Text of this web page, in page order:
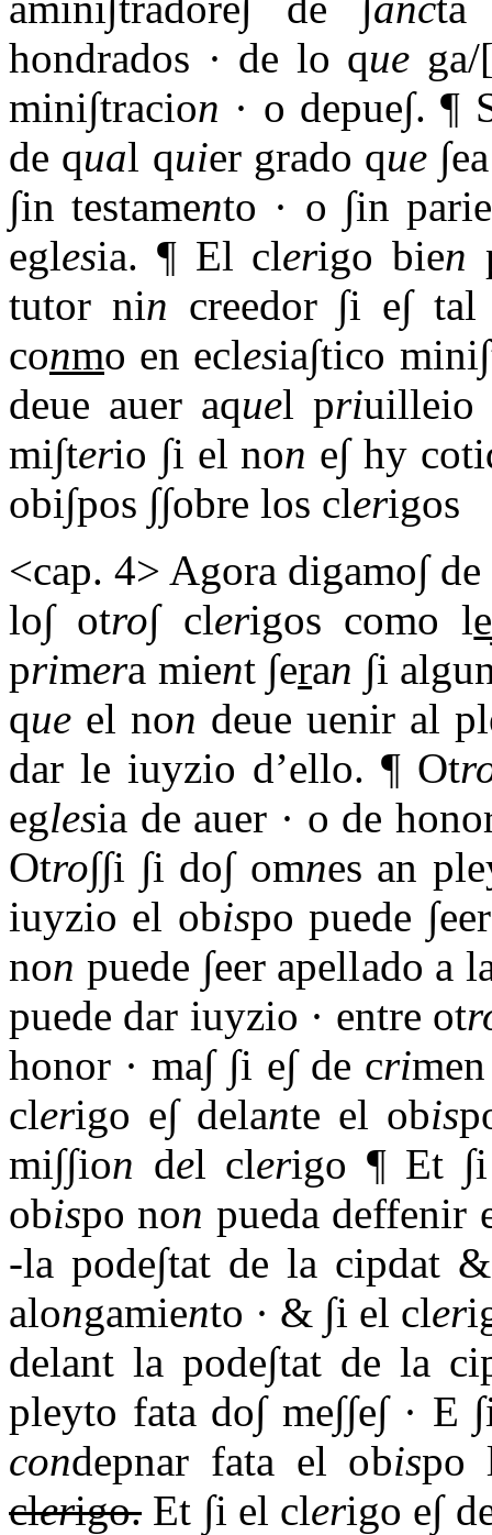
hondrados · de lo que
mini∫tracion · o depue∫. ¶
de qual quier grado que
∫in testamento · o ∫in parie
eglesia. ¶ El clerigo bien
tutor nin creedor ∫i e∫
conmo en eclesia∫tico
deue auer aquel priuilleio
mi∫terio ∫i el non e∫ hy
obi∫pos ∫∫obre los clerigos
<cap. 4> Agora digamo∫ de
lo∫ otro∫ clerigos como le
primera mient ∫eran ∫i
que el non deue uenir al
dar le iuyzio d’ello. ¶ Ot
eglesia de auer · o de
Otro∫∫i ∫i do∫ omnes an
iuyzio el obispo puede
non puede ∫eer apellado a
puede dar iuyzio · entre ot
honor · ma∫ ∫i e∫ de cri
clerigo e∫ delante el obis
mi∫∫ion del clerigo ¶ Et
obispo non pueda deffenir
-la pode∫tat de la cipdat
alongamiento · & ∫i el cler
delant la pode∫tat de la
pleyto fata do∫ me∫∫e∫ · E
condepnar fata el obispo
clerigo. Et ∫i el clerigo e∫